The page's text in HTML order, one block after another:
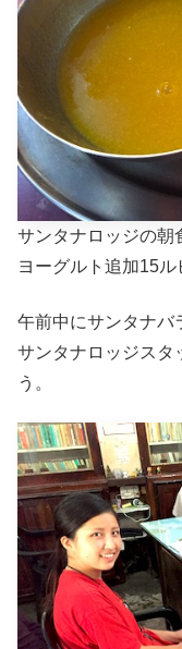
サンタナロッジの朝
ヨーグルト追加15ル
午前中にサンタナバ
サンタナロッジスタ
う。